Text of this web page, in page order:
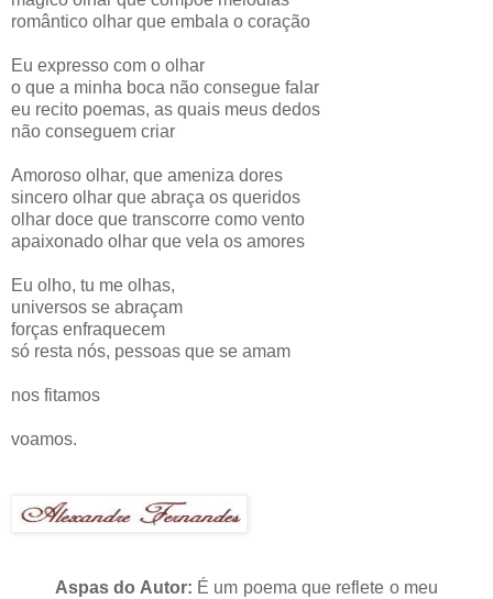
romântico olhar que embala o coração
Eu expresso com o olhar
o que a minha boca não consegue falar
eu recito poemas, as quais meus dedos
não conseguem criar
Amoroso olhar, que ameniza dores
sincero olhar que abraça os queridos
olhar doce que transcorre como vento
apaixonado olhar que vela os amores
Eu olho, tu me olhas,
universos se abraçam
forças enfraquecem
só resta nós, pessoas que se amam
nos fitamos
voamos.
Aspas do Autor: É um poema que reflete o meu